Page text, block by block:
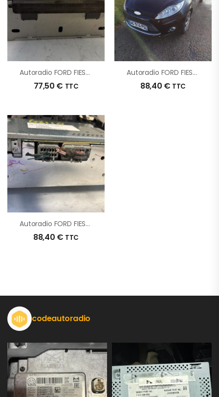
Autoradio FORD FIESTA 6 PHASE 1 D’origine – 2011 – Occasion
77,50 € TTC
Autoradio FORD FIESTA 6 PHASE 1 D’origine – 2009 – Occasion
88,40 € TTC
Autoradio FORD FIESTA 6 PHASE 1 D’origine – 2010 – Occasion
88,40 € TTC
codeautoradio